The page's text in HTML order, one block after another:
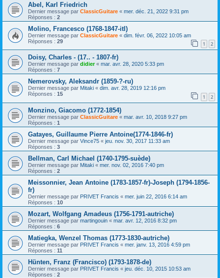
Abel, Karl Friedrich
Dernier message par ClassicGuitare « mer. déc. 21, 2022 9:31 pm
Réponses : 2
Molino, Francesco (1768-1847-itl)
Dernier message par ClassicGuitare « dim. févr. 06, 2022 10:05 am
Réponses : 29 1 2
Doisy, Charles - (17.. - 1807-fr)
Dernier message par didier« mar. avr. 28, 2020 5:33 pm
Réponses : 7
Nemerovsky, Aleksandr (1859-?-ru)
Dernier message par Mitaki « dim. avr. 28, 2019 12:16 pm
Réponses : 15 1 2
Monzino, Giacomo (1772-1854)
Dernier message par ClassicGuitare « mar. avr. 10, 2018 9:27 pm
Réponses : 1
Gatayes, Guillaume Pierre Antoine(1774-1846-fr)
Dernier message par Vince75 « jeu. nov. 30, 2017 11:33 am
Réponses : 3
Bellman, Carl Michael (1740-1795-suède)
Dernier message par Mitaki « mer. nov. 02, 2016 7:40 pm
Réponses : 2
Meissonnier, Jean Antoine (1783-1857-fr)-Joseph (1794-1856-
fr)
Dernier message par PRIVET Francis « mer. juin 22, 2016 6:14 am
Réponses : 10
Mozart, Wolfgang Amadeus (1756-1791-autriche)
Dernier message par martingouin « mar. avr. 12, 2016 8:32 pm
Réponses : 6
Matiegka, Wenzel Thomas (1773-1830-autriche)
Dernier message par PRIVET Francis « mer. janv. 13, 2016 4:59 pm
Réponses : 11
Hünten, Franz (Francisco) (1793-1878-de)
Dernier message par PRIVET Francis « jeu. déc. 10, 2015 10:53 am
Réponses : 2